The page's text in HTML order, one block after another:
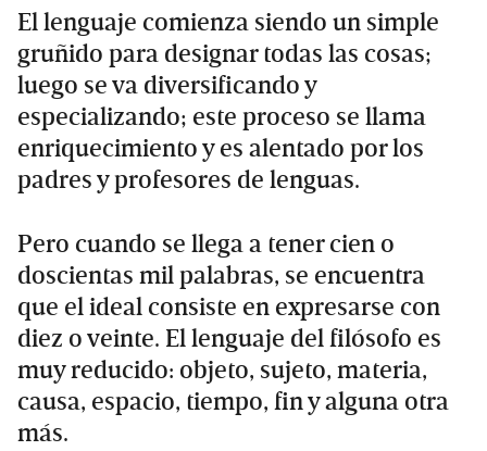
El lenguaje comienza siendo un simple
gruñido para designar todas las cosas;
luego se va diversificando y
especializando; este proceso se llama
enriquecimiento y es alentado por los
padres y profesores de lenguas.
Pero cuando se llega a tener cien o
doscientas mil palabras, se encuentra
que el ideal consiste en expresarse con
diez o veinte. El lenguaje del filósofo es
muy reducido: objeto, sujeto, materia,
causa, espacio, tiempo, fin y alguna otra
más.